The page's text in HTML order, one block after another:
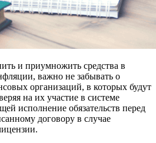
и приумножить средства в
важно не забывать о
организаций, в которых будут
на их участие в системе
исполнение обязательств перед
договору в случае